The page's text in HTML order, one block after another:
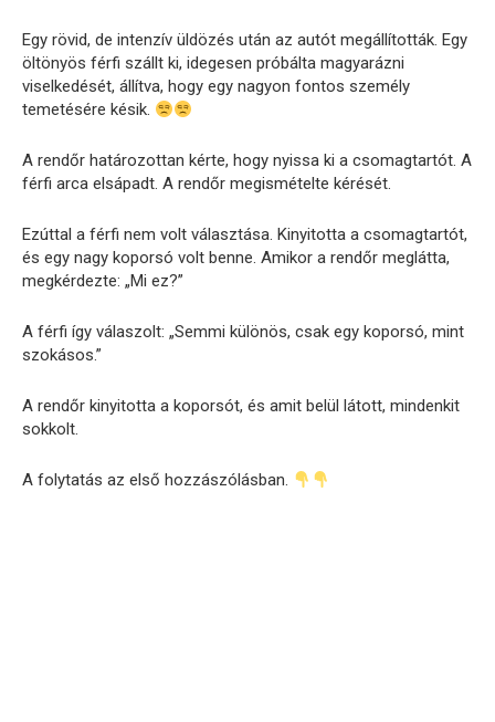
Egy rövid, de intenzív üldözés után az autót megállították. Egy
öltönyös férfi szállt ki, idegesen próbálta magyarázni
viselkedését, állítva, hogy egy nagyon fontos személy
temetésére késik.
A rendőr határozottan kérte, hogy nyissa ki a csomagtartót. A
férfi arca elsápadt. A rendőr megismételte kérését.
Ezúttal a férfi nem volt választása. Kinyitotta a csomagtartót,
és egy nagy koporsó volt benne. Amikor a rendőr meglátta,
megkérdezte: „Mi ez?”
A férfi így válaszolt: „Semmi különös, csak egy koporsó, mint
szokásos.”
A rendőr kinyitotta a koporsót, és amit belül látott, mindenkit
sokkolt.
A folytatás az első hozzászólásban.